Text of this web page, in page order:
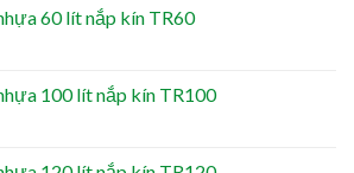
60 lít nắp kín TR60
100 lít nắp kín TR100